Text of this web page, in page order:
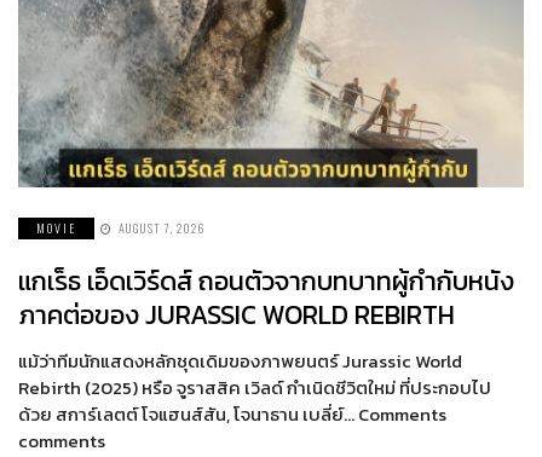
MOVIE AUGUST 7, 2026
แกเร็ธ เอ็ดเวิร์ดส์ ถอนตัวจากบทบาทผู้กำกับหนัง
ภาคต่อของ JURASSIC WORLD REBIRTH
แม้ว่าทีมนักแสดงหลักชุดเดิมของภาพยนตร์ Jurassic World
Rebirth (2025) หรือ จูราสสิค เวิลด์ กำเนิดชีวิตใหม่ ที่ประกอบไป
ด้วย สการ์เลตต์ โจแฮนส์สัน, โจนาธาน เบลี่ย์… Comments
comments